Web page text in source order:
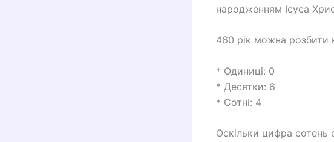
народженням Ісуса
460 рік можна розбити
* Одиниці: 0
* Десятки: 6
* Сотні: 4
Оскільки цифра